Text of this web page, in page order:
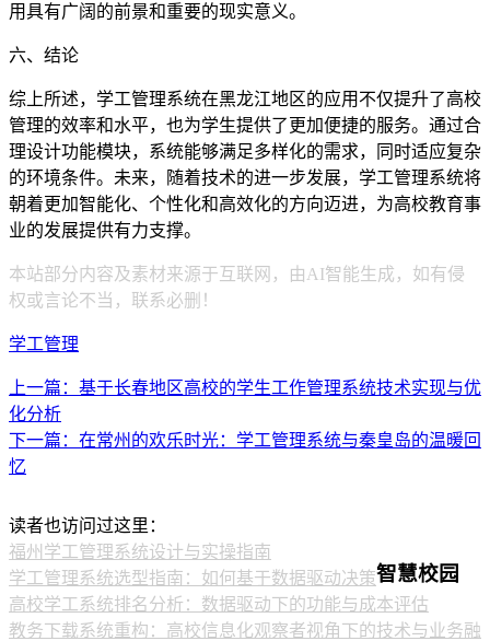
用具有广阔的前景和重要的现实意义。
六、结论
综上所述，学工管理系统在黑龙江地区的应用不仅提升了高校
管理的效率和水平，也为学生提供了更加便捷的服务。通过合
理设计功能模块，系统能够满足多样化的需求，同时适应复杂
的环境条件。未来，随着技术的进一步发展，学工管理系统将
朝着更加智能化、个性化和高效化的方向迈进，为高校教育事
业的发展提供有力支撑。
本站部分内容及素材来源于互联网，由AI智能生成，如有侵
权或言论不当，联系必删！
学工管理
上一篇：基于长春地区高校的学生工作管理系统技术实现与优
化分析
下一篇：在常州的欢乐时光：学工管理系统与秦皇岛的温暖回
忆
读者也访问过这里：
福州学工管理系统设计与实操指南
学工管理系统选型指南：如何基于数据驱动决策
高校学工系统排名分析：数据驱动下的功能与成本评估
教务下载系统重构：高校信息化观察者视角下的技术与业务融
智慧校园